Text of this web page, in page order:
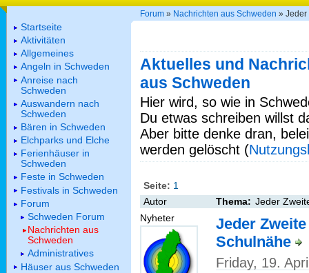
Forum » Nachrichten aus Schweden » Jeder
Aktuelles und
aus Schweden
Hier wird, so wie in
Du etwas schreiben willst
Aber bitte denke dran,
werden gelöscht (
Seite: 1
Autor
Thema: Jeder
Nyheter
Jeder
Schulnähe
Friday, 19.
Startseite
Aktivitäten
Allgemeines
Angeln in Schweden
Anreise nach
Schweden
Auswandern nach
Schweden
Bären in Schweden
Elchparks und Elche
Ferienhäuser in
Schweden
Feste in Schweden
Festivals in Schweden
Forum
Schweden Forum
Nachrichten aus
Schweden
Administratives
Häuser aus Schweden